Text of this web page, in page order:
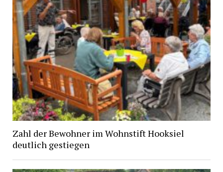
Zahl der Bewohner im Wohnstift Hooksiel
deutlich gestiegen